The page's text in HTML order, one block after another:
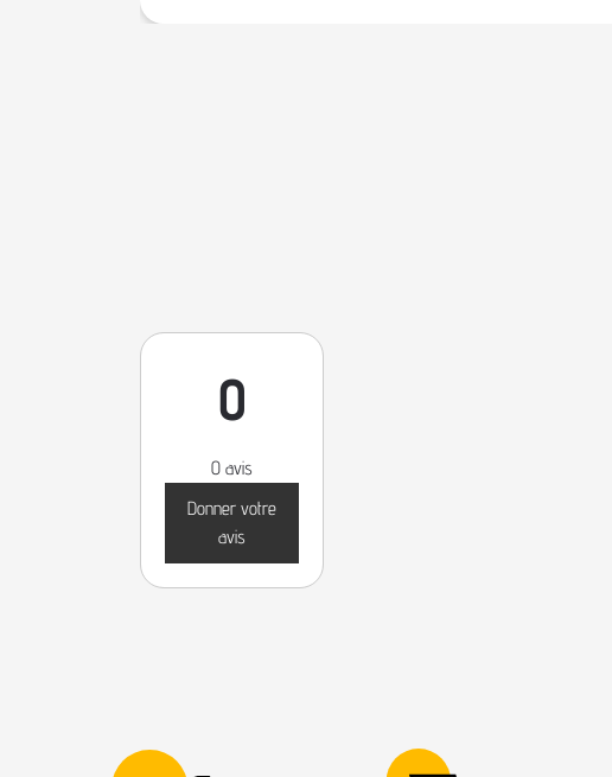
0
0 avis
Donner votre
avis